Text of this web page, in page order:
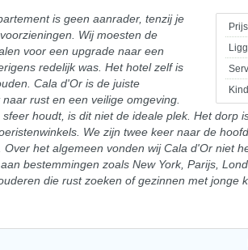
is geen aanrader, tenzij je
Wij moesten de
voor een upgrade naar een
redelijk was. Het hotel zelf is
Cala d'Or is de juiste
rust en een veilige omgeving.
houdt, is dit niet de ideale plek. Het dorp
We zijn twee keer naar de
het algemeen vonden wij Cala d'Or niet
bestemmingen zoals New York, Parijs,
die rust zoeken of gezinnen met jonge